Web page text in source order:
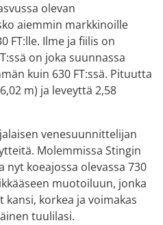
olevan
aiemmin markkinoille
FT:lle. Ilme ja fiilis on
on joka suunnassa
kuin 630 FT:ssä. Pituutta
m) ja leveyttä 2,58
venesuunnittelijan
Molemmissa Stingin
nyt koeajossa olevassa 730
muotoiluun, jonka
korkea ja voimakas
tuulilasi.